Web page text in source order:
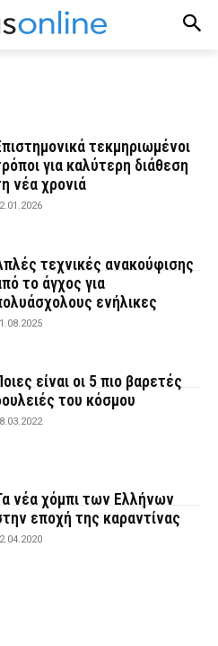
τεκμηριωμένοι
για καλύτερη διάθεση
νέα χρονιά
τεχνικές ανακούφισης
το άγχος για
ενήλικες
είναι οι 5 πιο βαρετές
του κόσμου
νέα χόμπι των Ελλήνων
εποχή της καραντίνας